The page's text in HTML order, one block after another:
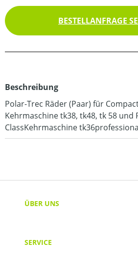
BESTELLANFRAGE
Beschreibung
Polar-Trec Räder (Paar) für
Kehrmaschine tk38, tk48, tk 58 und
ClassKehrmaschine
ÜBER UNS
SERVICE